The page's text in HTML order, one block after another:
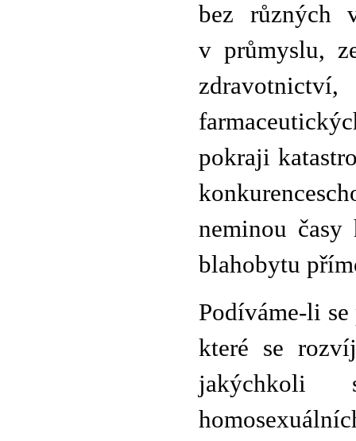
bez různých
v průmyslu,
pokraji
neminou časy
blahobytu
Podíváme-li
které se
jakýchkoli